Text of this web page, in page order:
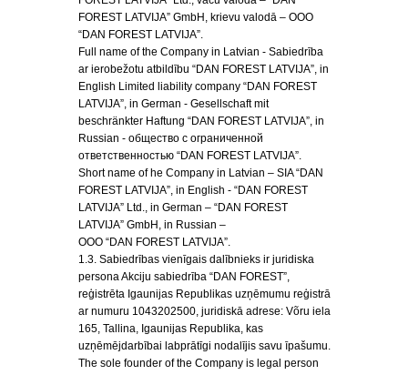
FOREST LATVIJA” GmbH, krievu valodā – OOO
“DAN FOREST LATVIJA”.
Full name of the Company in Latvian - Sabiedrība
ar ierobežotu atbildību “DAN FOREST LATVIJA”, in
English Limited liability company “DAN FOREST
LATVIJA”, in German - Gesellschaft mit
beschränkter Haftung “DAN FOREST LATVIJA”, in
Russian - общество с ограниченной
ответственностью “DAN FOREST LATVIJA”.
Short name of he Company in Latvian – SIA “DAN
FOREST LATVIJA”, in English - “DAN FOREST
LATVIJA” Ltd., in German – “DAN FOREST
LATVIJA” GmbH, in Russian –
OOO “DAN FOREST LATVIJA”.
1.3. Sabiedrības vienīgais dalībnieks ir juridiska
persona Akciju sabiedrība “DAN FOREST”,
reģistrēta Igaunijas Republikas uzņēmumu reģistrā
ar numuru 1043202500, juridiskā adrese: Võru iela
165, Tallina, Igaunijas Republika, kas
uzņēmējdarbībai labprātīgi nodalījis savu īpašumu.
The sole founder of the Company is legal person